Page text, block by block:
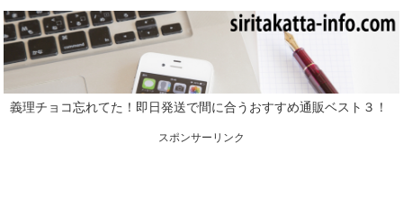
義理チョコ忘れてた！即日発送で間に合うおすすめ通販ベスト３！
スポンサーリンク